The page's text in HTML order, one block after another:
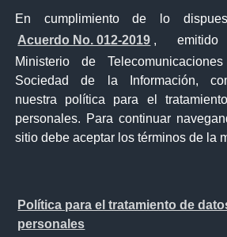
En cumplimiento de lo
Acuerdo No. 012-2019 ,
Ministerio de
Sociedad de la Información,
nuestra política para el
personales. Para continuar
sitio debe aceptar los términos de la
Política para el tratamiento de
personales
Entérate
Contacto Ciudadano